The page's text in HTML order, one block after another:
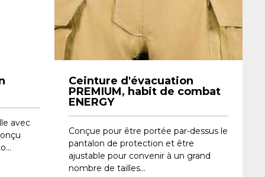
avec
Ceinture d'évacuation
PREMIUM, habit de combat
ENERGY
Conçue pour être portée par-dessus le
pantalon de protection et être
ajustable pour convenir à un grand
nombre de tailles...